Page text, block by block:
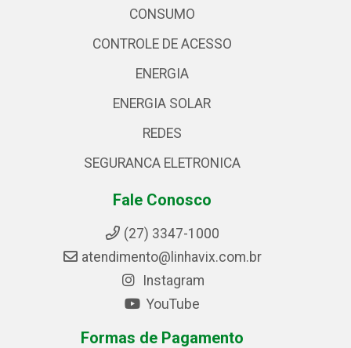
CONSUMO
CONTROLE DE ACESSO
ENERGIA
ENERGIA SOLAR
REDES
SEGURANCA ELETRONICA
Fale Conosco
(27) 3347-1000
atendimento@linhavix.com.br
Instagram
YouTube
Formas de Pagamento